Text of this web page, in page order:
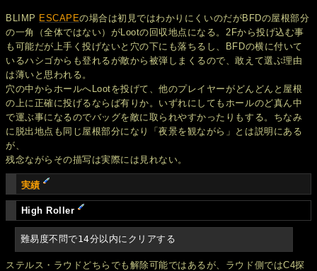
BLIMP ESCAPEの場合は初見ではわかりにくいのだがBFDの屋根部分
の一角（全体ではない）がLootの回収地点になる。2Fから投げ込む事
も可能だが上手く投げないと穴の下にも落ちるし、BFDの横に付いて
いるハシゴからも登れるが敵から被弾しまくるので、敢えて選ぶ理由
は薄いと思われる。
穴の中からホールへLootを投げて、他のプレイヤーがどんどんと屋根
の上に正確に投げるならば有りか。いずれにしてもホールのど真ん中
で運ぶ事になるのでバッグを敵に取られやすかったりもする。ちなみ
に脱出地点も同じ屋根部分になり「夜景を観ながら」とは説明にある
が、
残念ながらその描写は実際には見れない。
実績
High Roller
難易度不問で14分以内にクリアする
ステルス・ラウドどちらでも解除可能ではあるが、ラウド側ではC4探